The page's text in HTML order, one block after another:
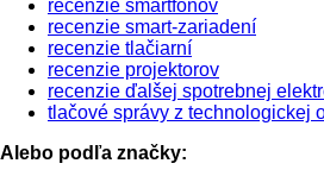
recenzie smartfónov
recenzie smart-zariadení
recenzie tlačiarní
recenzie projektorov
recenzie ďalšej spotrebnej
tlačové správy z technologickej
Alebo podľa značky: